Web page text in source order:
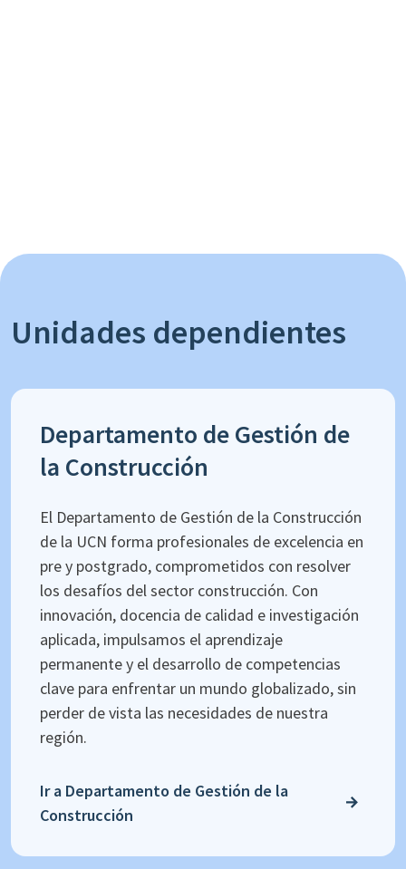
Unidades dependientes
Departamento de Gestión de
la Construcción
El Departamento de Gestión de la Construcción
de la UCN forma profesionales de excelencia en
pre y postgrado, comprometidos con resolver
los desafíos del sector construcción. Con
innovación, docencia de calidad e investigación
aplicada, impulsamos el aprendizaje
permanente y el desarrollo de competencias
clave para enfrentar un mundo globalizado, sin
perder de vista las necesidades de nuestra
región.
Ir a Departamento de Gestión de la
Construcción